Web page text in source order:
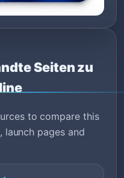
Seiten zu
to compare this
launch pages and